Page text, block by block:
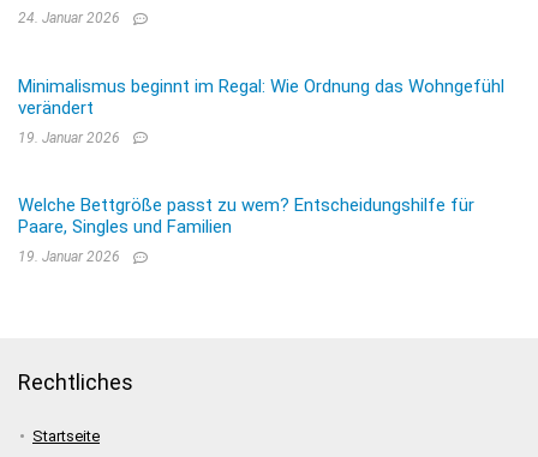
24. Januar 2026
Minimalismus beginnt im Regal: Wie Ordnung das Wohngefühl
verändert
19. Januar 2026
Welche Bettgröße passt zu wem? Entscheidungshilfe für
Paare, Singles und Familien
19. Januar 2026
Rechtliches
Startseite